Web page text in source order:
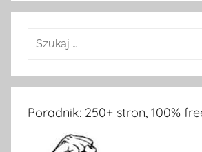
Poradnik: 250+ stron, 100%